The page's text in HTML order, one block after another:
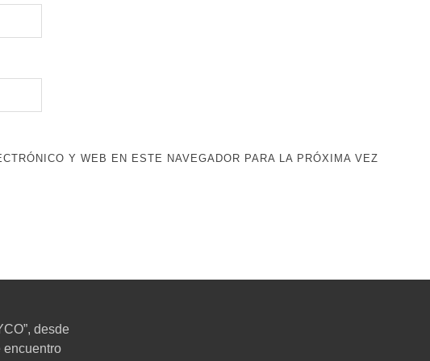
Y WEB EN ESTE NAVEGADOR PARA LA PRÓXIMA VEZ
desde
encuentro